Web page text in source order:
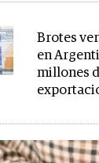
Brotes
en
millones